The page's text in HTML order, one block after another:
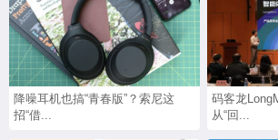
降噪耳机也搞“青春版”？索尼这
招“借...
码客龙
从“回...